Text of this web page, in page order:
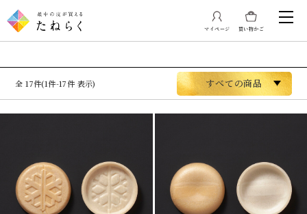
マイページ 買い物かご
並び替えすべての商品
17件(1件-17件 表示)